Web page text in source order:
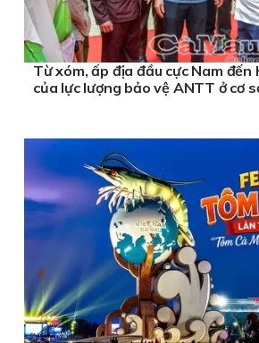
Từ xóm, ấp địa đầu cực Nam đến
của lực lượng bảo vệ ANTT ở cơ